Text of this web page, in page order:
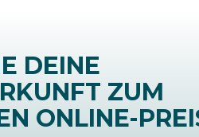
DEINE
ZUM
ONLINE-